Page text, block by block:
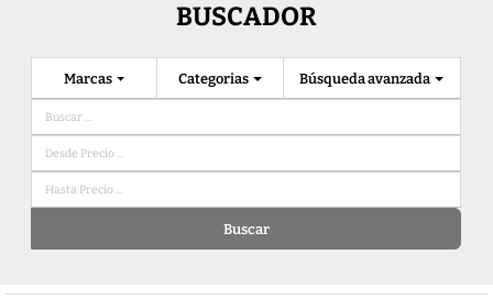
BUSCADOR
Categorias
Marcas Búsqueda avanzada
Buscar